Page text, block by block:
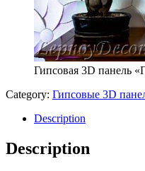
Гипсовая 3D панель
Category: Гипсовые 3D
Description
Description